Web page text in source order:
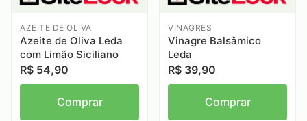
AZEITE DE OLIVA
Azeite de Oliva Leda
com Limão Siciliano
R$ 54,90
Comprar
VINAGRES
Vinagre Balsâmico
Leda
R$ 39,90
Comprar